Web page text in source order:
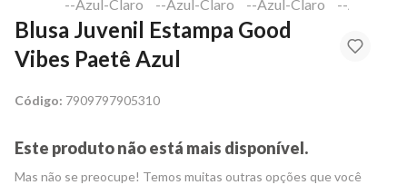
Blusa Juvenil Estampa Good
Vibes Paetê Azul
Código: 7909797905310
Este produto não está mais disponível.
Mas não se preocupe! Temos muitas outras opções que você